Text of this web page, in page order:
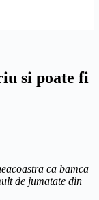
si poate fi
ca bamca
de jumatate din